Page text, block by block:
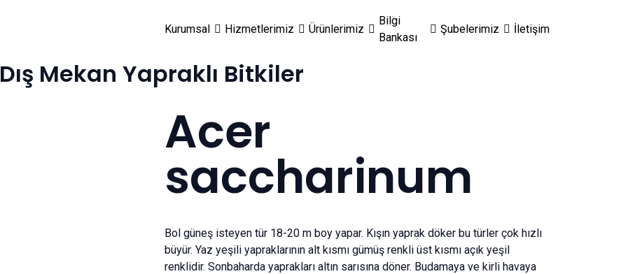
Kurumsal Hizmetlerimiz Ürünlerimiz
Bilgi
Bankası
Şubelerimiz İletişim
Dış Mekan Yapraklı Bitkiler
Acer
saccharinum
Bol güneş isteyen tür 18-20 m boy yapar. Kışın yaprak döker bu türler çok hızlı
büyür. Yaz yeşili yapraklarının alt kısmı gümüş renkli üst kısmı açık yeşil
renklidir. Sonbaharda yaprakları altın sarısına döner. Budamaya ve kirli havaya